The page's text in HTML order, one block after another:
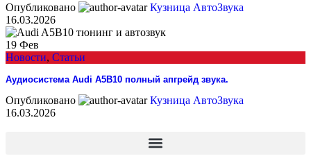
Опубликовано
Кузница АвтоЗвука
16.03.2026
19 Фев
Новости, Статьи
Аудиосистема Audi A5B10 полный апгрейд звука.
Опубликовано
Кузница АвтоЗвука
16.03.2026